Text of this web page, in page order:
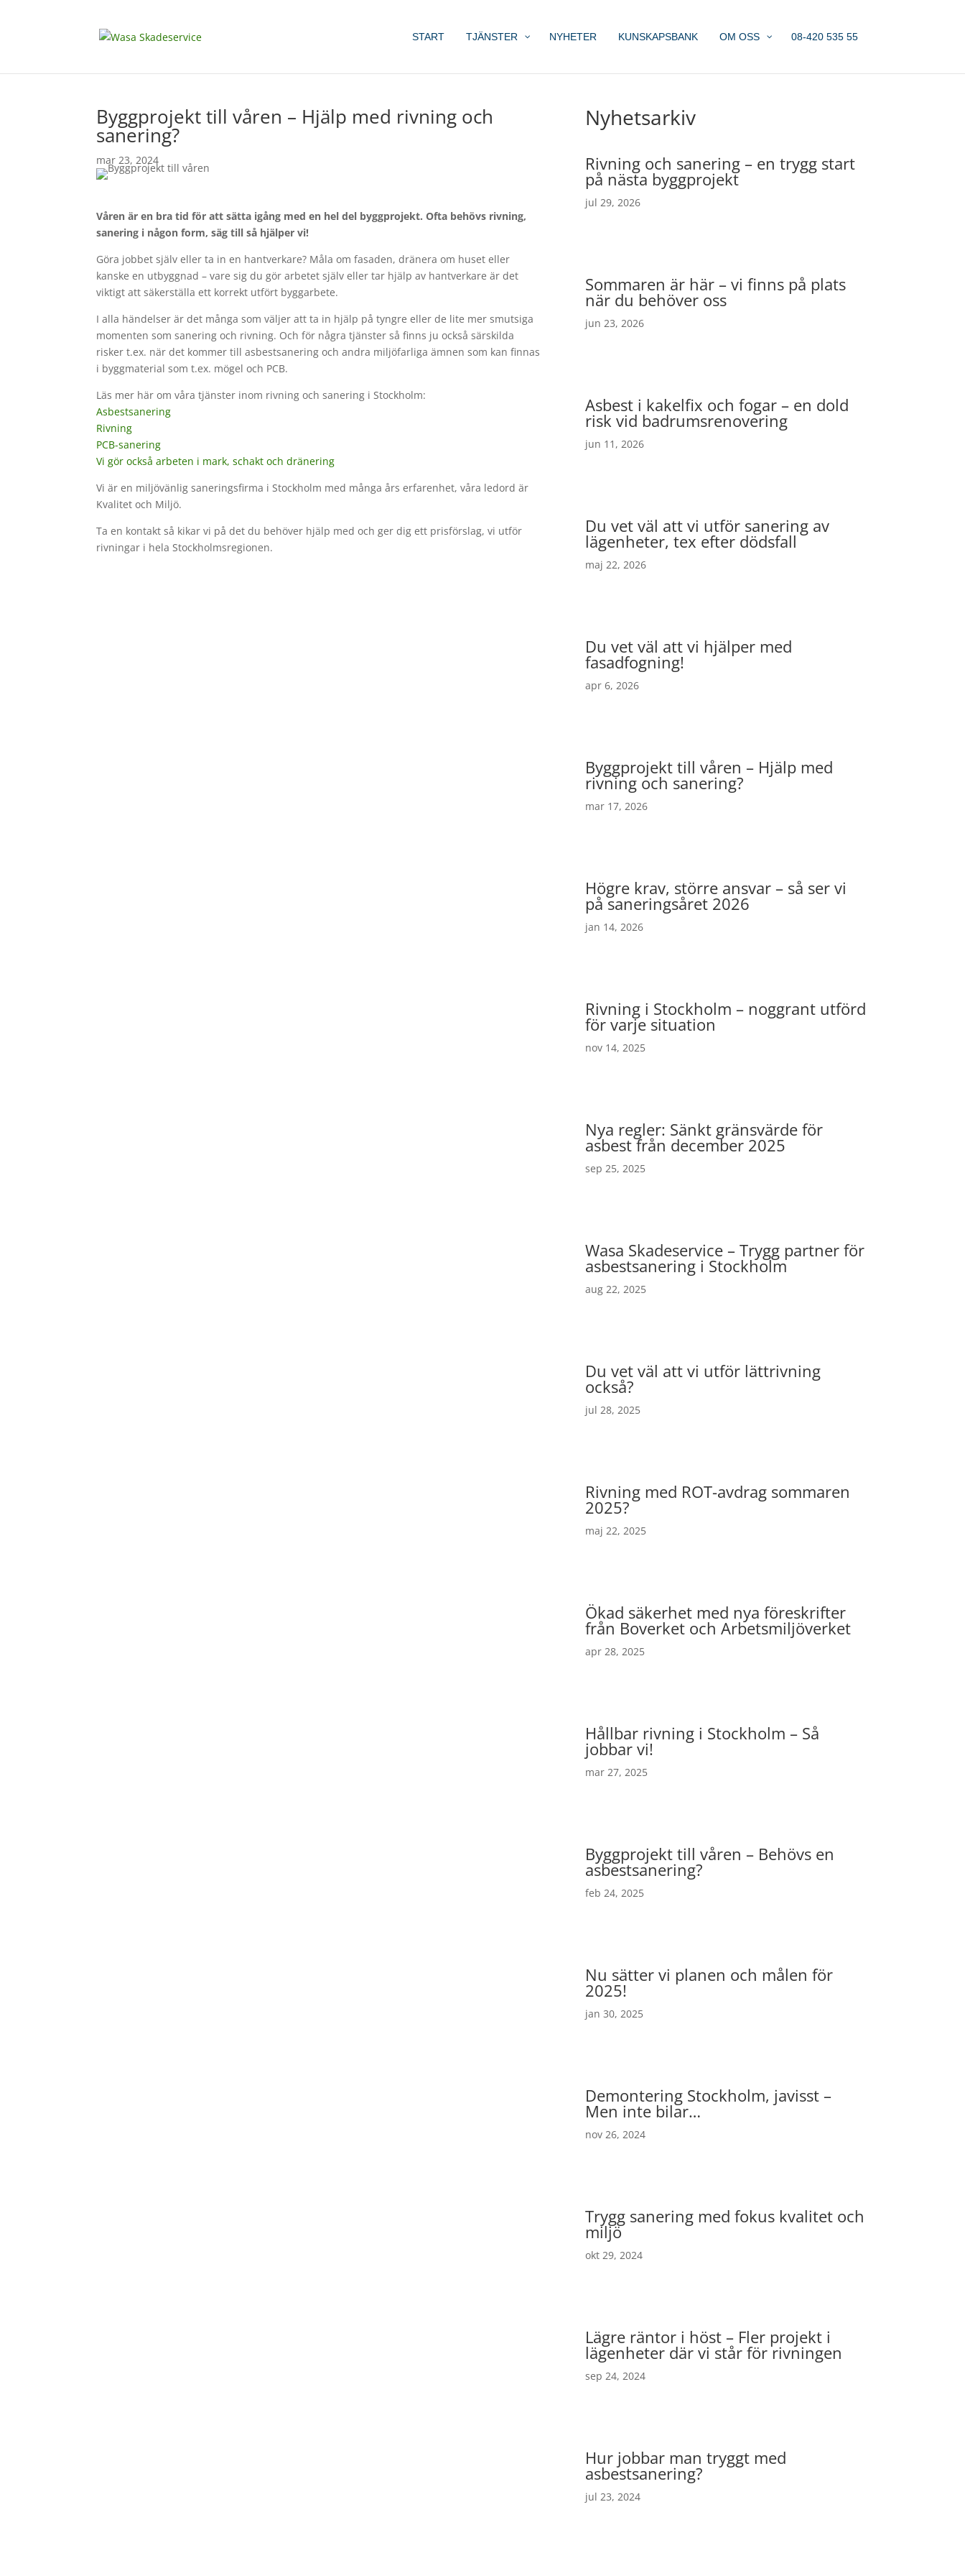
START TJÄNSTER NYHETER KUNSKAPSBANK OM OSS 08-420 535 55
Byggprojekt till våren – Hjälp med rivning och
sanering?
mar 23, 2024
Våren är en bra tid för att sätta igång med en hel del byggprojekt. Ofta behövs rivning,
sanering i någon form, säg till så hjälper vi!
Göra jobbet själv eller ta in en hantverkare? Måla om fasaden, dränera om huset eller
kanske en utbyggnad – vare sig du gör arbetet själv eller tar hjälp av hantverkare är det
viktigt att säkerställa ett korrekt utfört byggarbete.
I alla händelser är det många som väljer att ta in hjälp på tyngre eller de lite mer smutsiga
momenten som sanering och rivning. Och för några tjänster så finns ju också särskilda
risker t.ex. när det kommer till asbestsanering och andra miljöfarliga ämnen som kan finnas
i byggmaterial som t.ex. mögel och PCB.
Läs mer här om våra tjänster inom rivning och sanering i Stockholm:
Asbestsanering
Rivning
PCB-sanering
Vi gör också arbeten i mark, schakt och dränering
Vi är en miljövänlig saneringsfirma i Stockholm med många års erfarenhet, våra ledord är
Kvalitet och Miljö.
Ta en kontakt så kikar vi på det du behöver hjälp med och ger dig ett prisförslag, vi utför
rivningar i hela Stockholmsregionen.
Nyhetsarkiv
Rivning och sanering – en trygg start
på nästa byggprojekt
jul 29, 2026
Sommaren är här – vi finns på plats
när du behöver oss
jun 23, 2026
Asbest i kakelfix och fogar – en dold
risk vid badrumsrenovering
jun 11, 2026
Du vet väl att vi utför sanering av
lägenheter, tex efter dödsfall
maj 22, 2026
Du vet väl att vi hjälper med
fasadfogning!
apr 6, 2026
Byggprojekt till våren – Hjälp med
rivning och sanering?
mar 17, 2026
Högre krav, större ansvar – så ser vi
på saneringsåret 2026
jan 14, 2026
Rivning i Stockholm – noggrant utförd
för varje situation
nov 14, 2025
Nya regler: Sänkt gränsvärde för
asbest från december 2025
sep 25, 2025
Wasa Skadeservice – Trygg partner för
asbestsanering i Stockholm
aug 22, 2025
Du vet väl att vi utför lättrivning
också?
jul 28, 2025
Rivning med ROT-avdrag sommaren
2025?
maj 22, 2025
Ökad säkerhet med nya föreskrifter
från Boverket och Arbetsmiljöverket
apr 28, 2025
Hållbar rivning i Stockholm – Så
jobbar vi!
mar 27, 2025
Byggprojekt till våren – Behövs en
asbestsanering?
feb 24, 2025
Nu sätter vi planen och målen för
2025!
jan 30, 2025
Demontering Stockholm, javisst –
Men inte bilar…
nov 26, 2024
Trygg sanering med fokus kvalitet och
miljö
okt 29, 2024
Lägre räntor i höst – Fler projekt i
lägenheter där vi står för rivningen
sep 24, 2024
Hur jobbar man tryggt med
asbestsanering?
jul 23, 2024